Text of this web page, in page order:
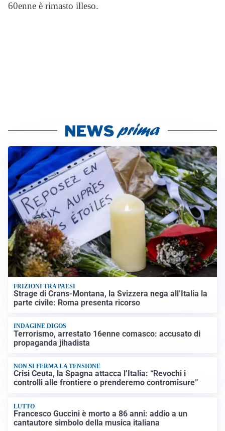
60enne è rimasto illeso.
FRIZIONI TRA PAESI
Strage di Crans-Montana, la Svizzera nega all’Italia la
parte civile: Roma presenta ricorso
INDAGINE DIGOS
Terrorismo, arrestato 16enne comasco: accusato di
propaganda jihadista
NON SI FERMA LA TENSIONE
Crisi Ceuta, la Spagna attacca l’Italia: “Revochi i
controlli alle frontiere o prenderemo contromisure”
LUTTO
Francesco Guccini è morto a 86 anni: addio a un
cantautore simbolo della musica italiana